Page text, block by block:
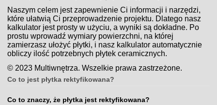
Naszym celem jest zapewnienie Ci informacji i narzędzi,
które ułatwią Ci przeprowadzenie projektu. Dlatego nasz
kalkulator jest prosty w użyciu, a wyniki są dokładne. Po
prostu wprowadź wymiary powierzchni, na której
zamierzasz ułożyć płytki, i nasz kalkulator automatycznie
obliczy ilość potrzebnych płytek ceramicznych.
© 2023 Multiwnętrza. Wszelkie prawa zastrzeżone.
Co to jest płytka rektyfikowana?
Co to znaczy, że płytka jest rektyfikowana?